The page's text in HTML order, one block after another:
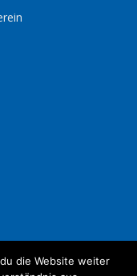
die Website weiter